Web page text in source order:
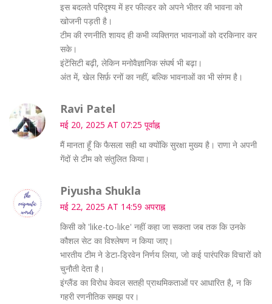
इस बदलते परिदृश्य में हर फील्डर को अपने भीतर की भावना को
खोजनी पड़ती है।
टीम की रणनीति शायद ही कभी व्यक्तिगत भावनाओं को दरकिनार कर
सके।
इंटेंसिटी बढ़ी, लेकिन मनोवैज्ञानिक संघर्ष भी बढ़ा।
अंत में, खेल सिर्फ़ रनों का नहीं, बल्कि भावनाओं का भी संगम है।
Ravi Patel
मई 20, 2025 AT 07:25 पूर्वाह्न
मैं मानता हूँ कि फैसला सही था क्योंकि सुरक्षा मुख्य है। राणा ने अपनी
गेंदों से टीम को संतुलित किया।
Piyusha Shukla
मई 22, 2025 AT 14:59 अपराह्न
किसी को 'like-to-like' नहीं कहा जा सकता जब तक कि उनके
कौशल सेट का विश्लेषण न किया जाए।
भारतीय टीम ने डेटा‑ड्रिवेन निर्णय लिया, जो कई पारंपरिक विचारों को
चुनौती देता है।
इंग्लैंड का विरोध केवल सतही प्राथमिकताओं पर आधारित है, न कि
गहरी रणनीतिक समझ पर।